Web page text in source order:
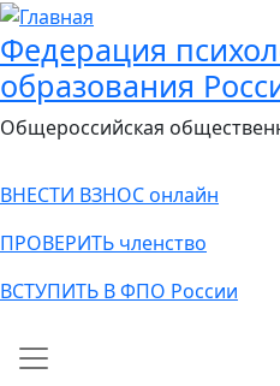
Федерация
образования
Общероссийская
ВНЕСТИ ВЗНОС онлайн
ПРОВЕРИТЬ членство
ВСТУПИТЬ В ФПО России
Main navigation